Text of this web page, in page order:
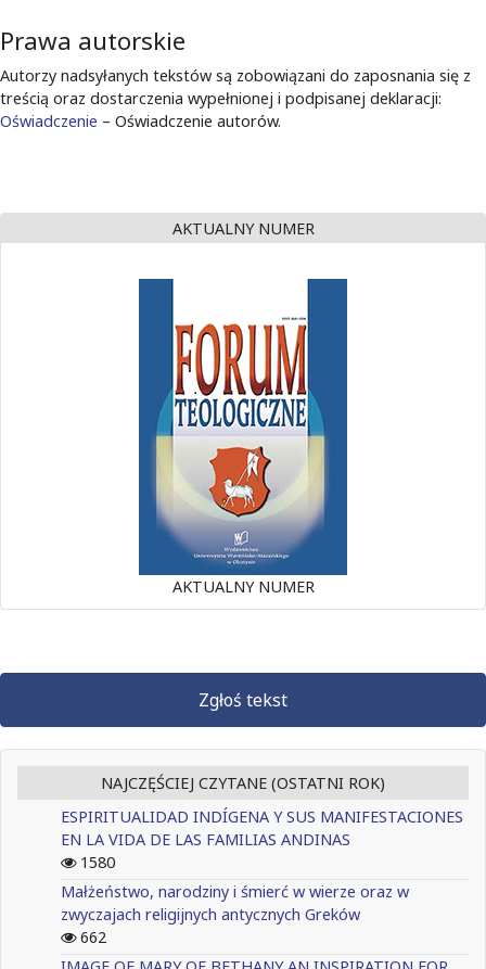
Prawa autorskie
Autorzy nadsyłanych tekstów są zobowiązani do zaposnania się z
treścią oraz dostarczenia wypełnionej i podpisanej deklaracji:
Oświadczenie – Oświadczenie autorów.
AKTUALNY NUMER
AKTUALNY NUMER
Zgłoś tekst
NAJCZĘŚCIEJ CZYTANE (OSTATNI ROK)
ESPIRITUALIDAD INDÍGENA Y SUS MANIFESTACIONES
EN LA VIDA DE LAS FAMILIAS ANDINAS
1580
Małżeństwo, narodziny i śmierć w wierze oraz w
zwyczajach religijnych antycznych Greków
662